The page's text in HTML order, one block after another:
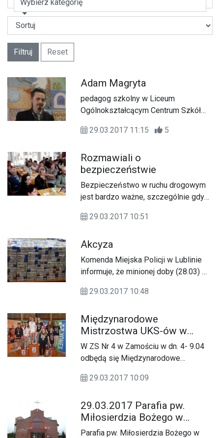
Wybierz kategorię
Filtruj Reset
Adam Magryta
pedagog szkolny w Liceum
Ogólnokształcącym Centrum Szkół
29.03.2017 11:15
5
Rozmawiali o
bezpieczeństwie
Bezpieczeństwo w ruchu drogowym
jest bardzo ważne, szczególnie gdy
liczba motocyklistów i rowerzystów
29.03.2017 10:51
Akcyza
Komenda Miejska Policji w Lublinie
informuje, że minionej doby (28.03) w
wypadków, w wyniku których 5 osób
19 nietrzeźwych kierowców.
29.03.2017 10:48
Międzynarodowe
Mistrzostwa UKS-ów w
badmintonie
W ZS Nr 4 w Zamościu w dn. 4- 9.04
odbędą się Międzynarodowe
29.03.2017 10:09
29.03.2017 Parafia pw.
Miłosierdzia Bożego w
Zamościu
Parafia pw. Miłosierdzia Bożego w